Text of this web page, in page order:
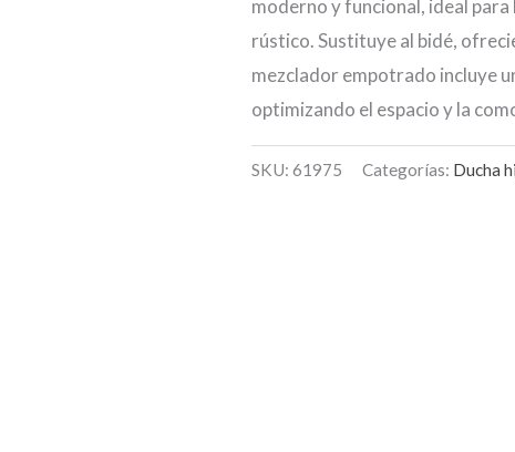
moderno y funcional, ideal
rústico. Sustituye al bidé,
mezclador empotrado incluye
optimizando el espacio y la
SKU:61975 Categorías: Ducha